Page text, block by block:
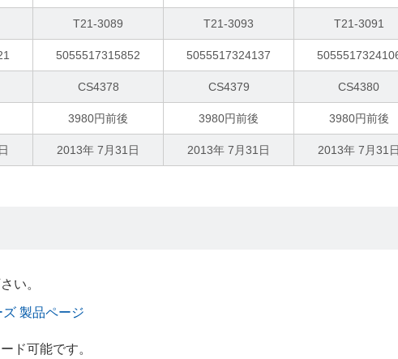
T21-3089 T21-3093 T21-3091
5055517315852 5055517324137
CS4378 CS4379 CS4380
3980円前後 3980円前後 3980円前後
2013年 7月31日 2013年 7月31日 2013年 7月31
い。
製品ページ
ド可能です。